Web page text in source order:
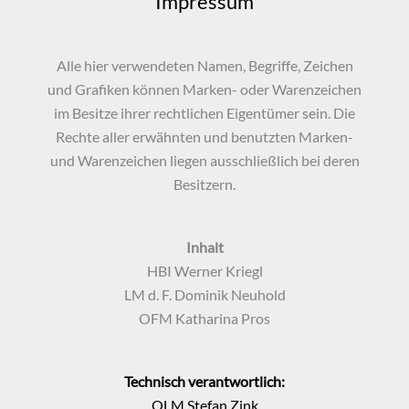
Alle hier verwendeten Namen, Begriffe, Zeichen
und Grafiken können Marken- oder Warenzeichen
im Besitze ihrer rechtlichen Eigentümer sein. Die
Rechte aller erwähnten und benutzten Marken-
und Warenzeichen liegen ausschließlich bei deren
Besitzern.
Inhalt
HBI Werner Kriegl
LM d. F. Dominik Neuhold
OFM Katharina Pros
Technisch verantwortlich: